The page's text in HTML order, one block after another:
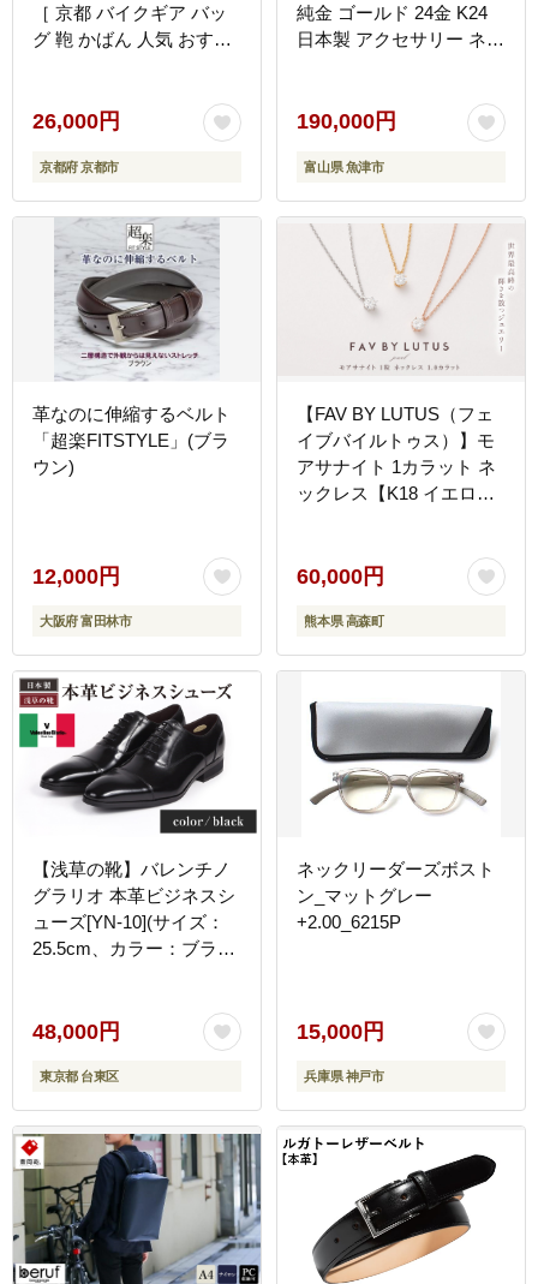
［ 京都 バイクギア バッ
グ 鞄 かばん 人気 おすす
ブランド メーカー ギア
26,000円
京都府 京都市
純金 ゴールド 24金 K24
日本製 アクセサリー ネッ
ゼント 富山 富山県 魚津
市 ※沖縄への配送不可
190,000円
富山県 魚津市
革なのに伸縮するベルト
「超楽FITSTYLE」(ブラ
ウン)
12,000円
大阪府 富田林市
【FAV BY LUTUS（フェ
イブバイルトゥス）】モ
アサナイト 1カラット ネ
ックレス【K18 イエロー
書付き】 シルバー925 18
金仕上げ ダイヤモンドの
約2.6倍輝く宝石 一粒 ペ
ンダント ジュエリー アク
プレゼント 誕生日 クリス
マス 母の日 記念日
60,000円
熊本県 高森町
【浅草の靴】バレンチノ
グラリオ 本革ビジネスシ
ューズ[YN-10](サイズ：
25.5cm、カラー：ブラッ
48,000円
東京都 台東区
ネックリーダーズボスト
ン_マットグレー
+2.00_6215P
15,000円
兵庫県 神戸市